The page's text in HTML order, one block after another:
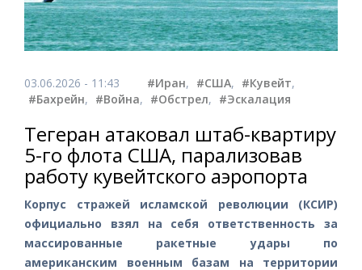
03.06.2026 - 11:43 #Иран, #США, #Кувейт,
#Бахрейн, #Война, #Обстрел, #Эскалация
Тегеран атаковал штаб-квартиру
5-го флота США, парализовав
работу кувейтского аэропорта
Корпус стражей исламской революции (КСИР)
официально взял на себя ответственность за
массированные ракетные удары по
американским военным базам на территории